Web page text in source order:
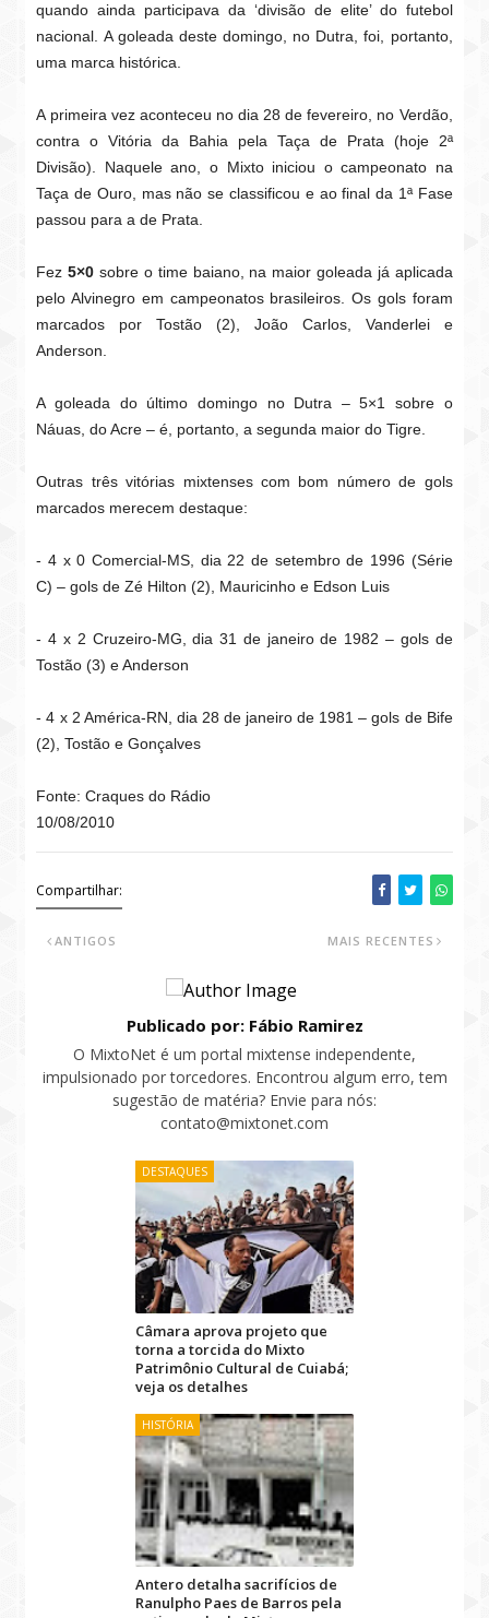
quando ainda participava da ‘divisão de elite’ do futebol
nacional. A goleada deste domingo, no Dutra, foi, portanto,
uma marca histórica.
A primeira vez aconteceu no dia 28 de fevereiro, no Verdão,
contra o Vitória da Bahia pela Taça de Prata (hoje 2ª
Divisão). Naquele ano, o Mixto iniciou o campeonato na
Taça de Ouro, mas não se classificou e ao final da 1ª Fase
passou para a de Prata.
Fez5×0 sobre o time baiano, na maior goleada já aplicada
pelo Alvinegro em campeonatos brasileiros. Os gols foram
marcados por Tostão (2), João Carlos, Vanderlei e
Anderson.
A goleada do último domingo no Dutra – 5×1 sobre o
Náuas, do Acre – é, portanto, a segunda maior do Tigre.
Outras três vitórias mixtenses com bom número de gols
marcados merecem destaque:
- 4 x 0 Comercial-MS, dia 22 de setembro de 1996 (Série
C) – gols de Zé Hilton (2), Mauricinho e Edson Luis
- 4 x 2 Cruzeiro-MG, dia 31 de janeiro de 1982 – gols de
Tostão (3) e Anderson
- 4 x 2 América-RN, dia 28 de janeiro de 1981 – gols de Bife
(2), Tostão e Gonçalves
Fonte: Craques do Rádio
10/08/2010
Compartilhar:
MAIS RECENTES
ANTIGOS
Publicado por: Fábio Ramirez
O MixtoNet é um portal mixtense independente,
impulsionado por torcedores. Encontrou algum erro, tem
sugestão de matéria? Envie para nós:
contato@mixtonet.com
DESTAQUES
Câmara aprova projeto que
torna a torcida do Mixto
Patrimônio Cultural de Cuiabá;
veja os detalhes
HISTÓRIA
Antero detalha sacrifícios de
Ranulpho Paes de Barros pela